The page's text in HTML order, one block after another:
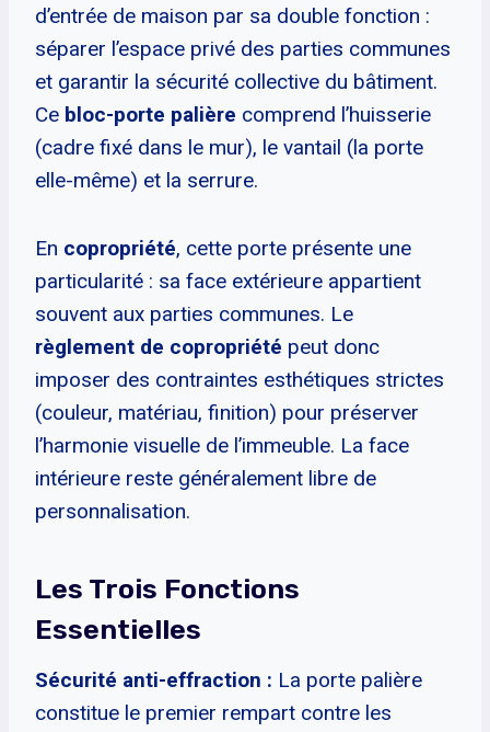
d’entrée de maison par sa double fonction :
séparer l’espace privé des parties communes
et garantir la sécurité collective du bâtiment.
Ce bloc-porte palière comprend l’huisserie
(cadre fixé dans le mur), le vantail (la porte
elle-même) et la serrure.
En copropriété, cette porte présente une
particularité : sa face extérieure appartient
souvent aux parties communes. Le
règlement de copropriété peut donc
imposer des contraintes esthétiques strictes
(couleur, matériau, finition) pour préserver
l’harmonie visuelle de l’immeuble. La face
intérieure reste généralement libre de
personnalisation.
Les Trois Fonctions
Essentielles
Sécurité anti-effraction : La porte palière
constitue le premier rempart contre les